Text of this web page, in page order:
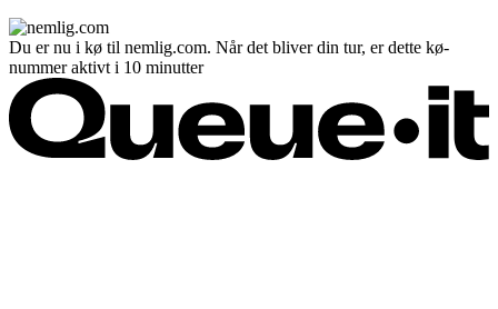
Du er nu i kø til nemlig.com. Når det bliver din tur, er dette kø-
nummer aktivt i 10 minutter